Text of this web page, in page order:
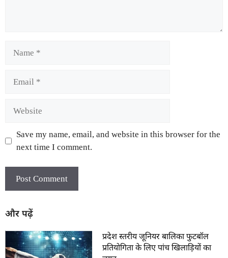
Save my name, email, and website in this browser for the
next time I comment.
और पढ़ें
प्रदेश स्तरीय जूनियर बालिका फुटबॉल
प्रतियोगिता के लिए पांच खिलाड़ियों का